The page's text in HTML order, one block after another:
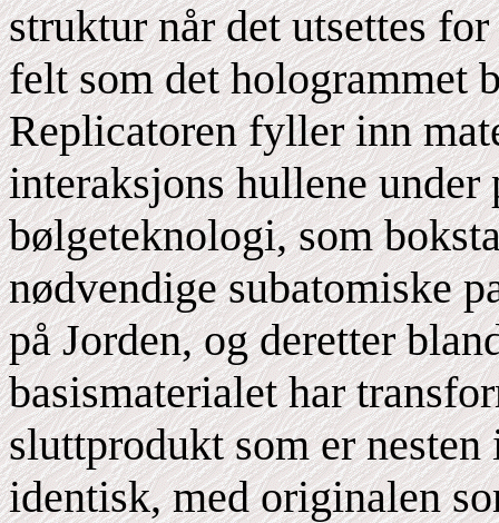
struktur når det utsettes
felt som det hologrammet
Replicatoren fyller inn
interaksjons hullene under
bølgeteknologi, som
nødvendige subatomiske
på Jorden, og deretter
basismaterialet har
sluttprodukt som er
identisk, med originalen